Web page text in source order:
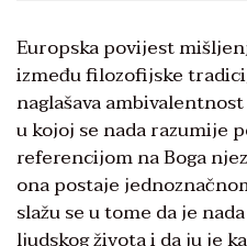
Europska povijest
između filozofijske
naglašava
u kojoj se nada razumije
referencijom na Boga
ona postaje
slažu se u tome da je